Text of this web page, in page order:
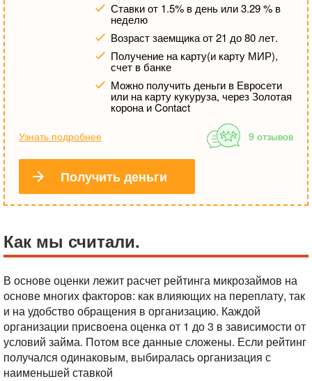
Ставки от 1.5% в день или 3.29 % в
неделю
Возраст заемщика от 21 до 80 лет.
Получение на карту(и карту МИР),
счет в банке
Можно получить деньги в Евросети
или на карту кукуруза, через Золотая
корона и Contact
Узнать подробнее 9 отзывов
Получить деньги
Как мы считали.
В основе оценки лежит расчет рейтинга микрозаймов на
основе многих факторов: как влияющих на переплату, так
и на удобство обращения в организацию. Каждой
организации присвоена оценка от 1 до 3 в зависимости от
условий займа. Потом все данные сложены. Если рейтинг
получался одинаковым, выбиралась организация с
наименьшей ставкой